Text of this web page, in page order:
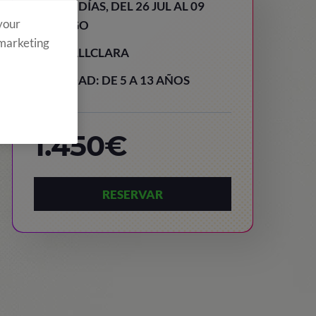
15 DÍAS, DEL 26 JUL AL 09
AGO
VALLCLARA
EDAD: DE 5 A 13 AÑOS
1.450€
RESERVAR